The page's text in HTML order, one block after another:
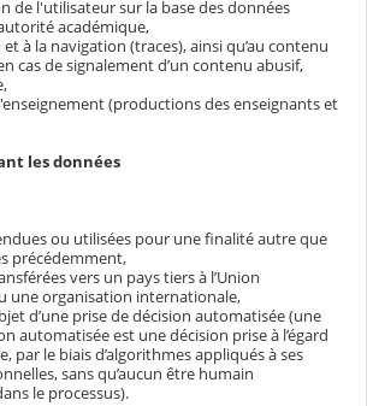
de l'utilisateur sur la base des données
académique,
à la navigation (traces), ainsi qu’au contenu
cas de signalement d’un contenu abusif,
(productions des enseignants et
les données
ou utilisées pour une finalité autre que
précédemment,
vers un pays tiers à l’Union
une organisation internationale,
d’une prise de décision automatisée (une
automatisée est une décision prise à l’égard
par le biais d’algorithmes appliqués à ses
sans qu’aucun être humain
le processus).